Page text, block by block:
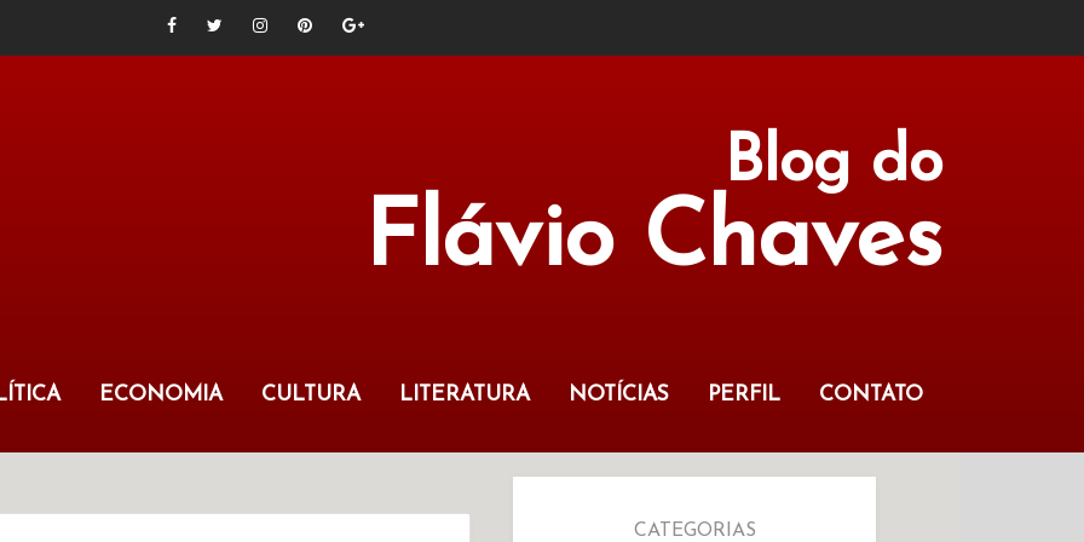
Blog do
Flávio Chaves
ECONOMIA CULTURA LITERATURA NOTÍCIAS PERFIL CONTATO
CATEGORIAS